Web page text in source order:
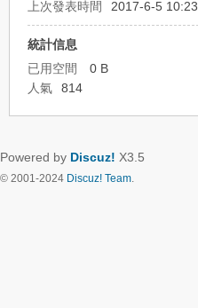
上次發表時間
2017-6-5 10:23
統計信息
已用空間
0 B
人氣
814
Powered by Discuz! X3.5
© 2001-2024 Discuz! Team.